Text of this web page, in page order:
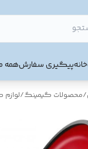
خانهپیگیری سفارشهمه
/محصولات گیمینگ/لوازم